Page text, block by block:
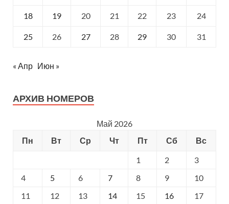
18 19 20 21 22 23 24
25 26 27 28 29 30 31
« Апр Июн »
АРХИВ НОМЕРОВ
Май 2026
Пн
Вт Ср Чт Пт Сб
Вс
1
2
3
4
5 6 7 8 9
10
11
12 13 14 15 16
17